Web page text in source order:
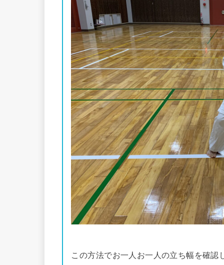
この方法でお一人お一人の立ち幅を確認